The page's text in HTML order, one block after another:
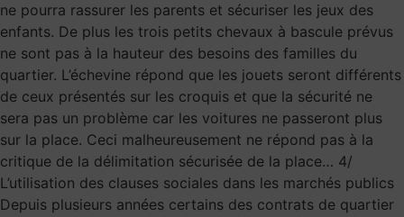
ne pourra rassurer les parents et sécuriser les jeux des
enfants. De plus les trois petits chevaux à bascule prévus
ne sont pas à la hauteur des besoins des familles du
quartier. L’échevine répond que les jouets seront différents
de ceux présentés sur les croquis et que la sécurité ne
sera pas un problème car les voitures ne passeront plus
sur la place. Ceci malheureusement ne répond pas à la
critique de la délimitation sécurisée de la place… 4/
L’utilisation des clauses sociales dans les marchés publics
Depuis plusieurs années certains des contrats de quartier